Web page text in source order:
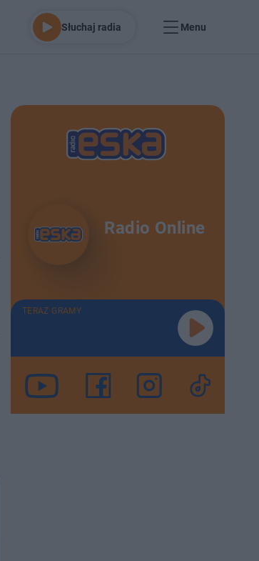
Słuchaj radia Menu
Radio Online
TERAZ GRAMY